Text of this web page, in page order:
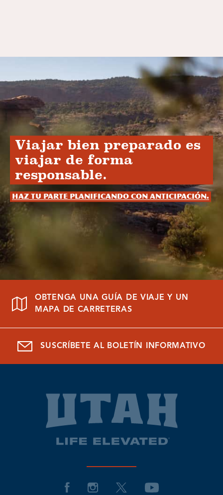
Viajar bien preparado es
viajar de forma
responsable.
Haz tu parte planificando con anticipación.
OBTENGA UNA GUÍA DE VIAJE Y UN
MAPA DE CARRETERAS
SUSCRÍBETE AL BOLETÍN INFORMATIVO